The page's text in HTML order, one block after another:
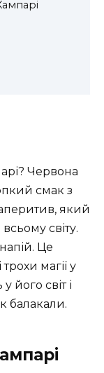
Червона
смак з
який
світу.
Це
трохи магії у
його світ і
балакали.